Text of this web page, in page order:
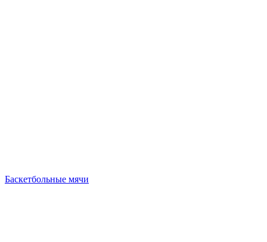
Баскетбольные мячи